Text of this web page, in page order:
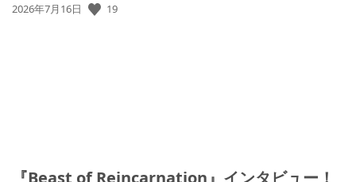
公
2026年7月16日 19
『Beast of Reincarnation』インタビュー！